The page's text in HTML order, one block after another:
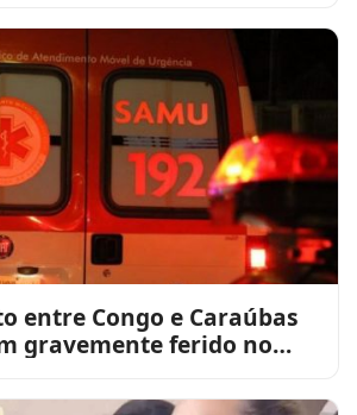
entre Congo e Caraúbas
gravemente ferido no